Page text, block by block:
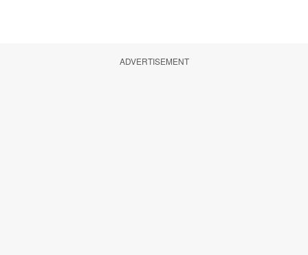
ADVERTISEMENT